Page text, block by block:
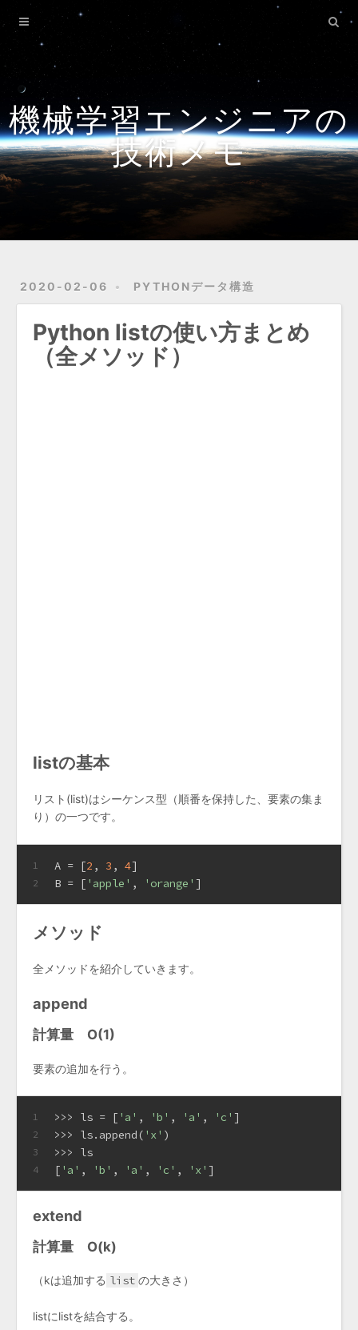
機械学習エンジニアの
技術メモ
2020-02-06 PYTHONデータ構造
Python listの使い方まとめ
（全メソッド）
listの基本
リスト(list)はシーケンス型（順番を保持した、要素の集ま
り）の一つです。
1
2
A = [2 , 3 , 4]
B = [ 'apple' , 'orange' ]
メソッド
全メソッドを紹介していきます。
append
計算量 O(1)
要素の追加を行う。
1
2
3
4
>>> ls = [ 'a' , 'b' , 'a' , 'c' ]
>>> ls.append( 'x' )
>>> ls
[ 'a' , 'b' , 'a' , 'c' , 'x' ]
extend
計算量 O(k)
（kは追加する list の大きさ）
listにlistを結合する。
Home